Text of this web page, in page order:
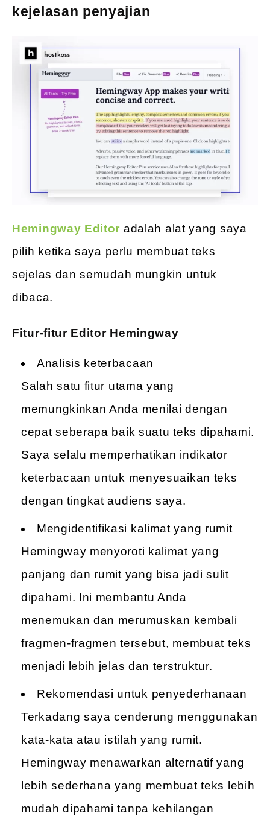
kejelasan penyajian
Hemingway Editor adalah alat yang saya
pilih ketika saya perlu membuat teks
sejelas dan semudah mungkin untuk
dibaca.
Fitur-fitur Editor Hemingway
Analisis keterbacaan
Salah satu fitur utama yang
memungkinkan Anda menilai dengan
cepat seberapa baik suatu teks dipahami.
Saya selalu memperhatikan indikator
keterbacaan untuk menyesuaikan teks
dengan tingkat audiens saya.
Mengidentifikasi kalimat yang rumit
Hemingway menyoroti kalimat yang
panjang dan rumit yang bisa jadi sulit
dipahami. Ini membantu Anda
menemukan dan merumuskan kembali
fragmen-fragmen tersebut, membuat teks
menjadi lebih jelas dan terstruktur.
Rekomendasi untuk penyederhanaan
Terkadang saya cenderung menggunakan
kata-kata atau istilah yang rumit.
Hemingway menawarkan alternatif yang
lebih sederhana yang membuat teks lebih
mudah dipahami tanpa kehilangan